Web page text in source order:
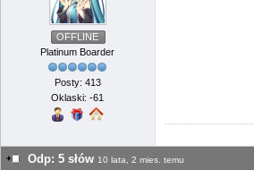
OFFLINE
Platinum Boarder
Posty: 413
Oklaski: -61
Odp: 5 słów 10 lata, 2 mies. temu